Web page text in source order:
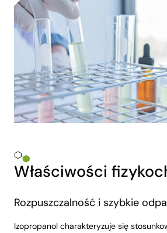
Właściwości
Rozpuszczalność i szybkie
Izopropanol charakteryzuje się